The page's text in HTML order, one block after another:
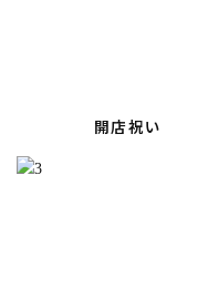
開店祝い